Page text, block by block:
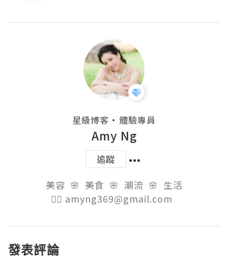
星級博客 ・ 體驗專員
Amy Ng
追蹤
美容  🌸  美食  🌸  潮流  🌸  生活
👉🏻 amyng369@gmail.com
發表評論